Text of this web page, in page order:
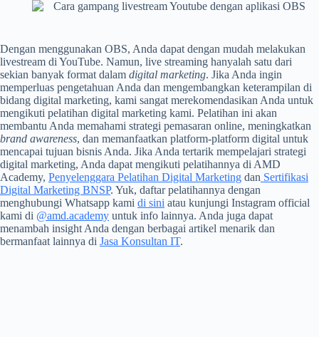
Dengan menggunakan OBS, Anda dapat dengan mudah melakukan
livestream di YouTube. Namun, live streaming hanyalah satu dari
sekian banyak format dalam digital marketing. Jika Anda ingin
memperluas pengetahuan Anda dan mengembangkan keterampilan di
bidang digital marketing, kami sangat merekomendasikan Anda untuk
mengikuti pelatihan digital marketing kami. Pelatihan ini akan
membantu Anda memahami strategi pemasaran online, meningkatkan
brand awareness, dan memanfaatkan platform-platform digital untuk
mencapai tujuan bisnis Anda. Jika Anda tertarik mempelajari strategi
digital marketing, Anda dapat mengikuti pelatihannya di AMD
Academy, Penyelenggara Pelatihan Digital Marketing dan Sertifikasi
Digital Marketing BNSP. Yuk, daftar pelatihannya dengan
menghubungi Whatsapp kami di sini atau kunjungi Instagram official
kami di @amd.academy untuk info lainnya. Anda juga dapat
menambah insight Anda dengan berbagai artikel menarik dan
bermanfaat lainnya di Jasa Konsultan IT.